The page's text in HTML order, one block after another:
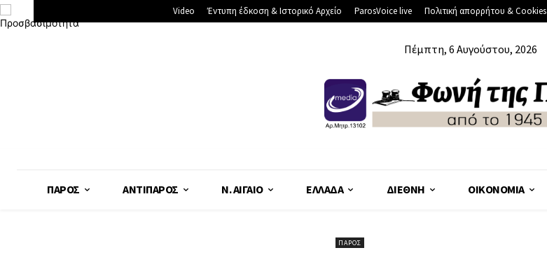
Video Έντυπη έδκοση & Ιστορικό Αρχείο ParosVoice live Πολιτική απορρήτου & Cookies
Πέμπτη, 6 Αυγούστου, 2026
ΠΆΡΟΣ ΑΝΤΊΠΑΡΟΣ Ν. ΑΙΓΑΊΟ ΕΛΛΆΔΑ ΔΙΕΘΝΉ ΟΙΚΟΝΟΜΊΑ
ΠΆΡΟΣ